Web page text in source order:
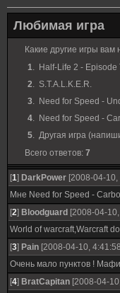
Любимая игра
Какие другие игры вам
1. Half-Life 2 - Episode
2. S.T.A.L.K.E.R.
3. Need for Speed -
4. Need for Speed -
5. Другая игра
Всего ответов: 7
[1] DarkPower [2008-04-10,
Мне Need for Speed -
[2] Bloodguard [2008-04-
World of warcraft,Warcraft
[3] Pain [2008-04-10,
Очень мало пунктов !
[4] BratCapitan [2008-04-